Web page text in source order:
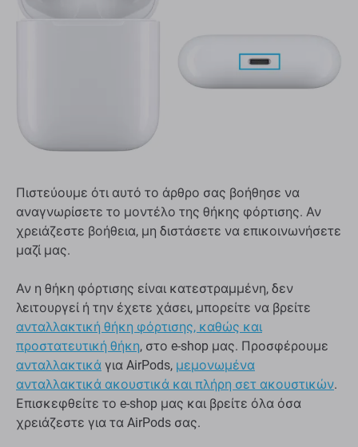
Πιστεύουμε ότι αυτό το άρθρο σας βοήθησε να
αναγνωρίσετε το μοντέλο της θήκης φόρτισης. Αν
χρειάζεστε βοήθεια, μη διστάσετε να επικοινωνήσετε
μαζί μας.
Αν η θήκη φόρτισης είναι κατεστραμμένη, δεν
λειτουργεί ή την έχετε χάσει, μπορείτε να βρείτε
ανταλλακτική θήκη φόρτισης, καθώς και
προστατευτική θήκη, στο e-shop μας. Προσφέρουμε
ανταλλακτικά για AirPods, μεμονωμένα
ανταλλακτικά ακουστικά και πλήρη σετ ακουστικών.
Επισκεφθείτε το e-shop μας και βρείτε όλα όσα
χρειάζεστε για τα AirPods σας.